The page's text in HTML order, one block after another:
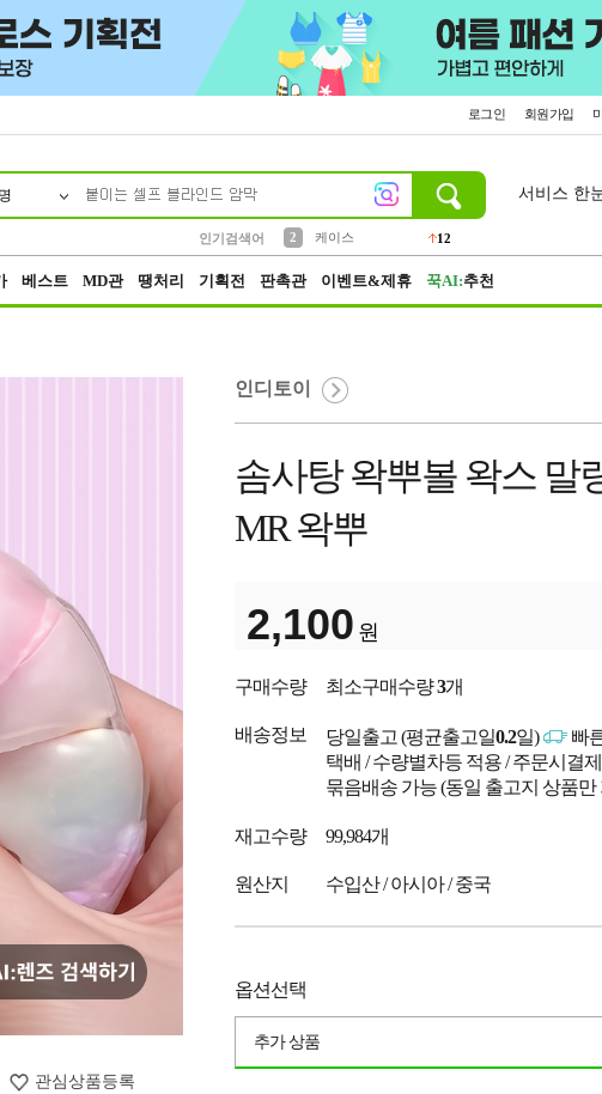
로그인 회원가입
인기검색어
2
케이스
12
서비스 한
베스트 MD관 땡처리 기획전 판촉관 이벤트&제휴 꾹AI:추천
관심상품등록
인디토이
솜사탕 왁뿌볼 왁스 말
MR 왁뿌
2,100 원
구매수량 최소구매수량3개
배송정보 당일출고 (평균출고일0.2일)
빠
택배 / 수량별차등 적용 / 주문시결제
묶음배송 가능 (동일 출고지 상품만
재고수량 99,984개
원산지 수입산 / 아시아 / 중국
옵션선택
추가 상품